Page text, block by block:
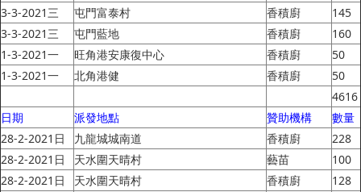
3-3-2021三
屯門富泰村 香積廚
145
3-3-2021三
屯門藍地 香積廚
160
1-3-2021一
旺角港安康復中心 香積廚
50
1-3-2021一
北角港健 香積廚
50
4616
日期
派發地點 贊助機構
數量
28-2-2021日
九龍城城南道 香積廚
228
28-2-2021日
天水圍天晴村 藝苗
100
28-2-2021日
天水圍天晴村 香積廚
128